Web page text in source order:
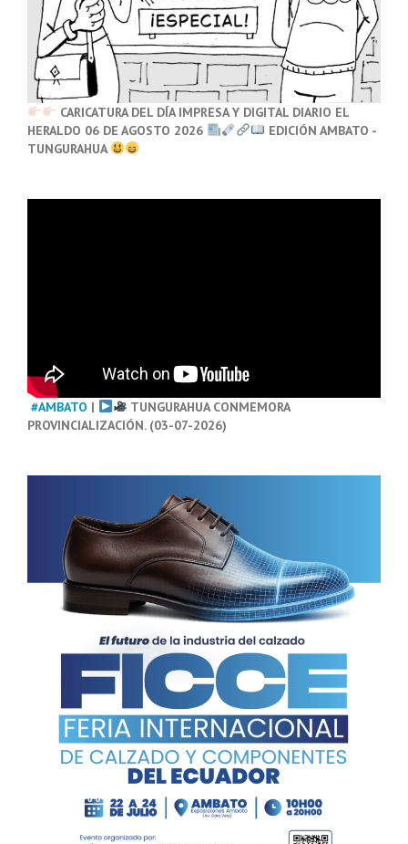
CARICATURA DEL DÍA IMPRESA Y DIGITAL DIARIO EL
HERALDO 06 DE AGOSTO 2026
EDICIÓN AMBATO -
TUNGURAHUA
#AMBATO |
TUNGURAHUA CONMEMORA
PROVINCIALIZACIÓN. (03-07-2026)